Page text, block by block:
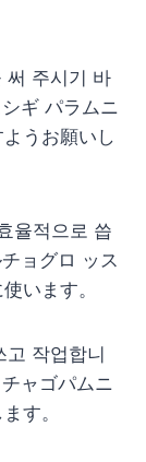
써 주시기 바
ギ パラムニ
うお願いし
율적으로 씁
ョグロ ッス
います。
작업합니
ャゴパムニ
す。